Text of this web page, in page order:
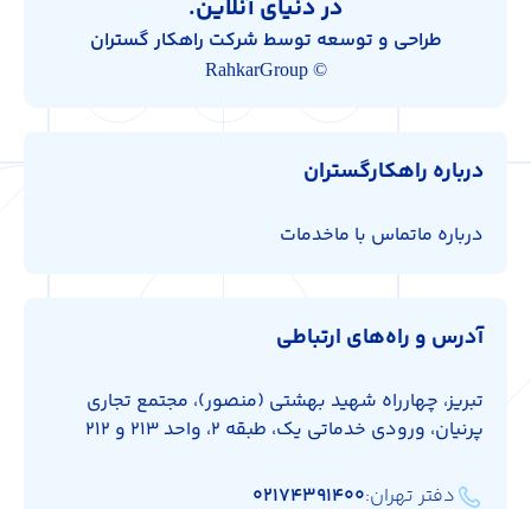
در دنیای آنلاین.
طراحی و توسعه توسط شرکت راهکار گستران
© RahkarGroup
درباره راهکارگستران
درباره ماتماس با ماخدمات
آدرس و راه‌های ارتباطی
تبریز، چهارراه شهید بهشتی (منصور)، مجتمع تجاری
پرنیان، ورودی خدماتی یک، طبقه 2، واحد 213 و 212
دفتر تهران:۰۲۱۷۴۳۹۱۴۰۰